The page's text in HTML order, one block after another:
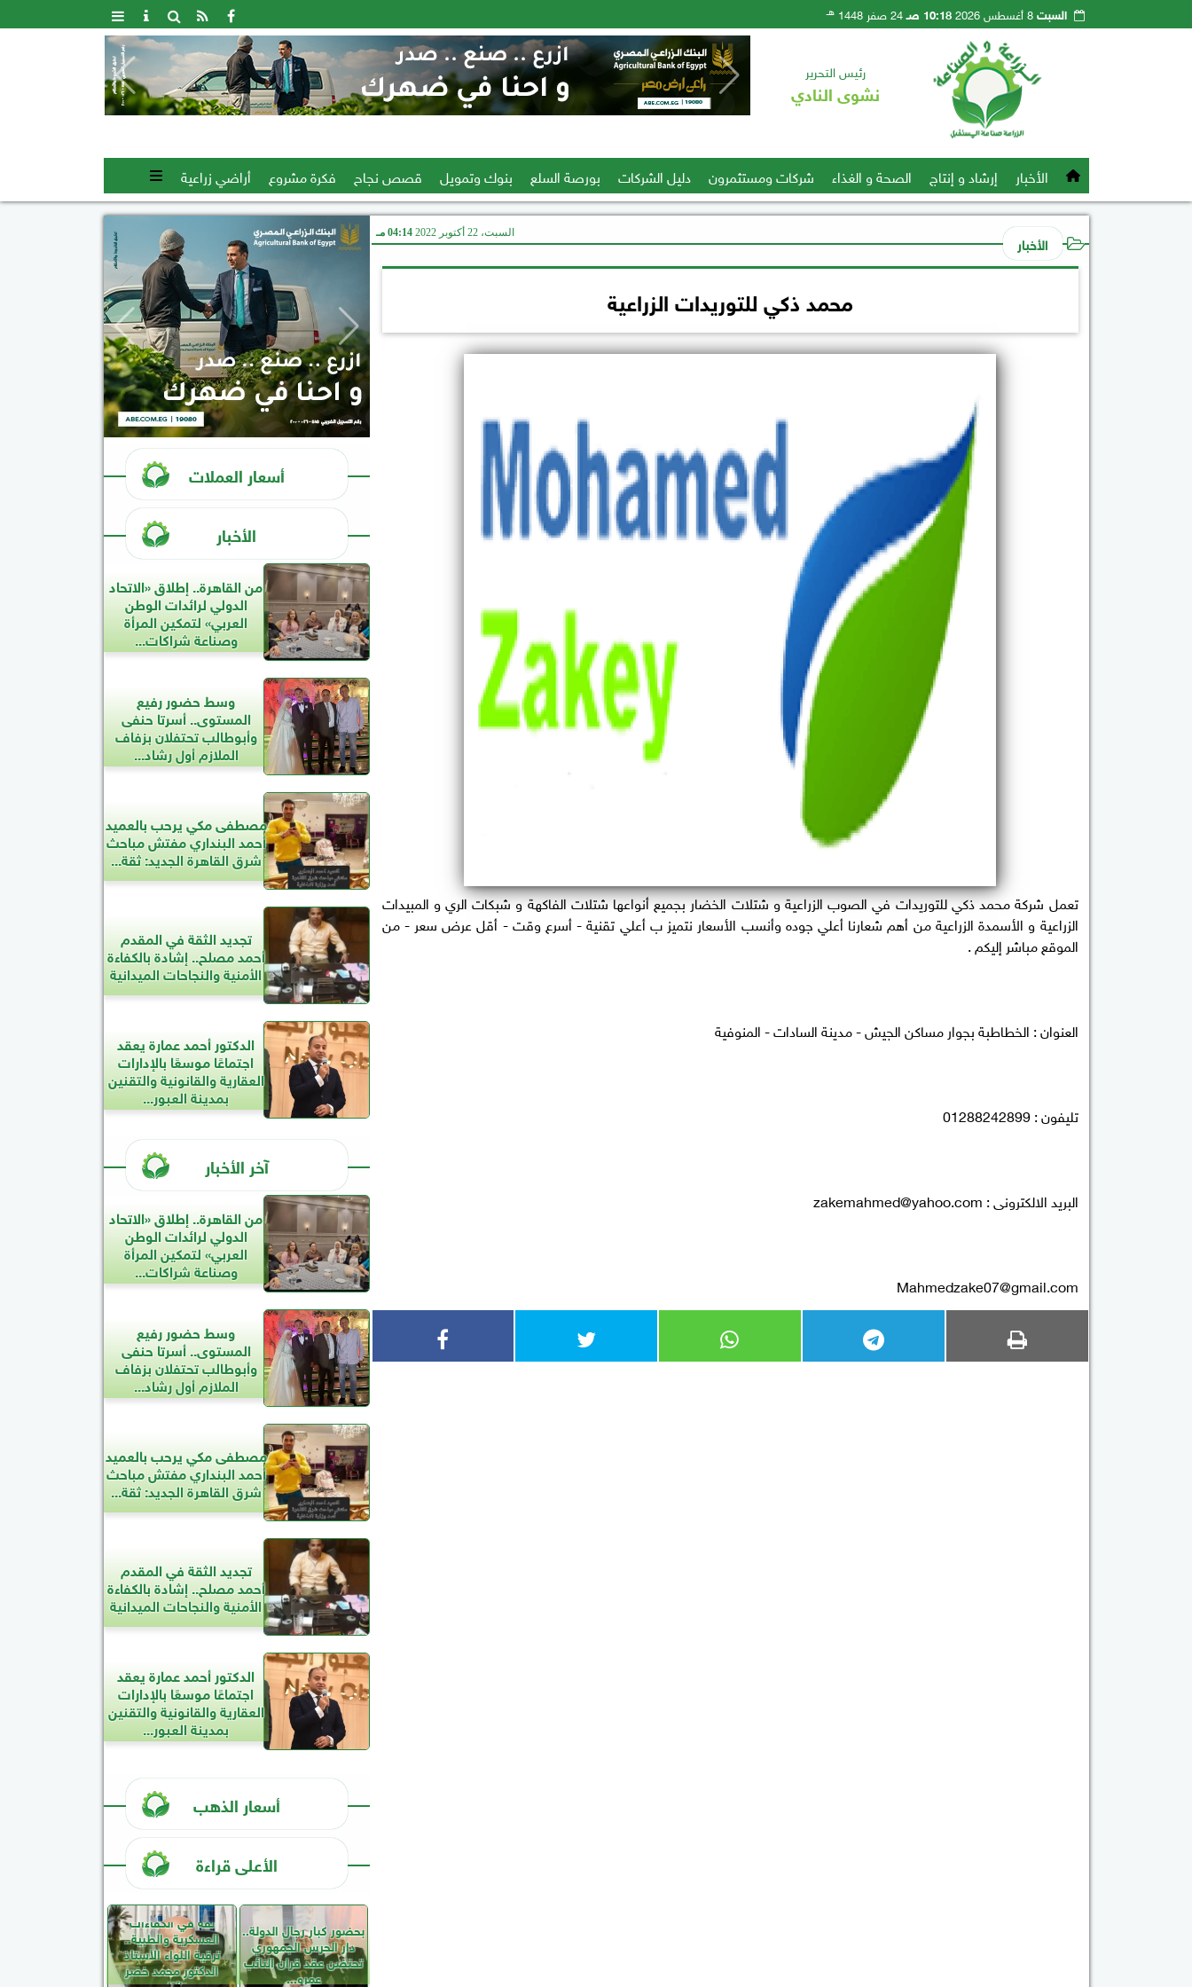
السبت8 أغسطس 2026 10:18 صـ 24 صفر 1448 هـ
رئيس التحرير
نشوى النادي
الأخبار إرشاد و إنتاج الصحة و الغذاء شركات ومستثمرون دليل الشركات بورصة السلع بنوك وتمويل قصص نجاح فكرة مشروع أراضي زراعية
الأخبار السبت، 22 أكتوبر 2022 04:14 مـ
محمد ذكي للتوريدات الزراعية
تعمل شركة محمد ذكي للتوريدات في الصوب الزراعية و شتلات الخضار بجميع أنواعها شتلات الفاكهة و شبكات الري و المبيدات
الزراعية و الأسمدة الزراعية من أهم شعارنا أعلي جوده وأنسب الأسعار نتميز ب أعلي تقنية - أسرع وقت - أقل عرض سعر - من
الموقع مباشر إليكم .
العنوان : الخطاطبة بجوار مساكن الجيش - مدينة السادات - المنوفية
تليفون : 01288242899
البريد الالكترونى : zakemahmed@yahoo.com
Mahmedzake07@gmail.com
أسعار العملات
الأخبار
من القاهرة.. إطلاق «الاتحاد
الدولي لرائدات الوطن
العربي» لتمكين المرأة
وصناعة شراكات...
وسط حضور رفيع
المستوى.. أسرتا حنفى
وأبوطالب تحتفلان بزفاف
الملازم أول رشاد...
مصطفى مكي يرحب بالعميد
أحمد البنداري مفتش مباحث
شرق القاهرة الجديد: ثقة...
تجديد الثقة في المقدم
أحمد مصلح.. إشادة بالكفاءة
الأمنية والنجاحات الميدانية
الدكتور أحمد عمارة يعقد
اجتماعًا موسعًا بالإدارات
العقارية والقانونية والتقنين
بمدينة العبور...
آخر الأخبار
من القاهرة.. إطلاق «الاتحاد
الدولي لرائدات الوطن
العربي» لتمكين المرأة
وصناعة شراكات...
وسط حضور رفيع
المستوى.. أسرتا حنفى
وأبوطالب تحتفلان بزفاف
الملازم أول رشاد...
مصطفى مكي يرحب بالعميد
أحمد البنداري مفتش مباحث
شرق القاهرة الجديد: ثقة...
تجديد الثقة في المقدم
أحمد مصلح.. إشادة بالكفاءة
الأمنية والنجاحات الميدانية
الدكتور أحمد عمارة يعقد
اجتماعًا موسعًا بالإدارات
العقارية والقانونية والتقنين
بمدينة العبور...
أسعار الذهب
الأعلى قراءة
بحضور كبار رجال الدولة..
دار الحرس الجمهوري
تحتضن عقد قران النائب
عمرو...
ثقة في الكفاءات
العسكرية والطبية..
ترقية اللواء الأستاذ
الدكتور محمد خضر